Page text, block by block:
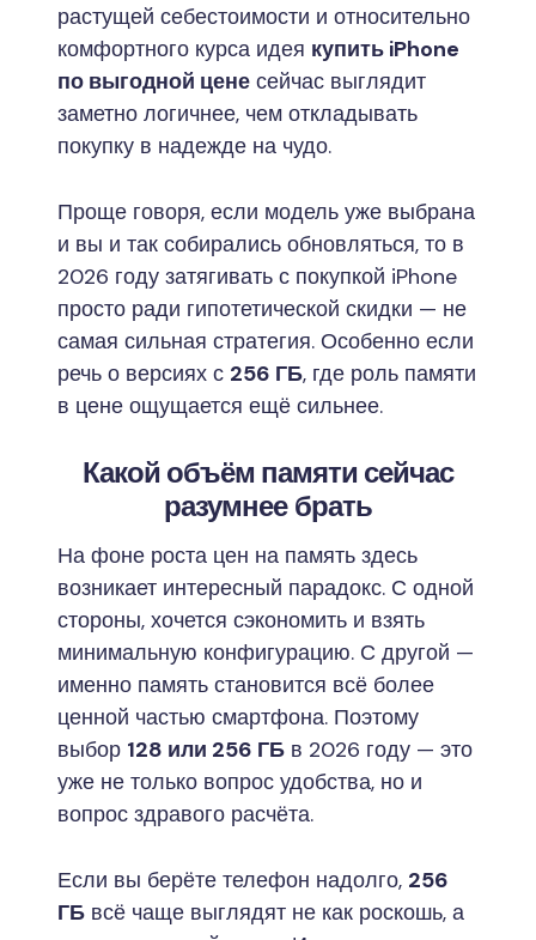
растущей себестоимости и относительно
комфортного курса идея купить iPhone
по выгодной цене сейчас выглядит
заметно логичнее, чем откладывать
покупку в надежде на чудо.
Проще говоря, если модель уже выбрана
и вы и так собирались обновляться, то в
2026 году затягивать с покупкой iPhone
просто ради гипотетической скидки — не
самая сильная стратегия. Особенно если
речь о версиях с 256 ГБ, где роль памяти
в цене ощущается ещё сильнее.
Какой объём памяти сейчас
разумнее брать
На фоне роста цен на память здесь
возникает интересный парадокс. С одной
стороны, хочется сэкономить и взять
минимальную конфигурацию. С другой —
именно память становится всё более
ценной частью смартфона. Поэтому
выбор 128 или 256 ГБ в 2026 году — это
уже не только вопрос удобства, но и
вопрос здравого расчёта.
Если вы берёте телефон надолго, 256
ГБ всё чаще выглядят не как роскошь, а